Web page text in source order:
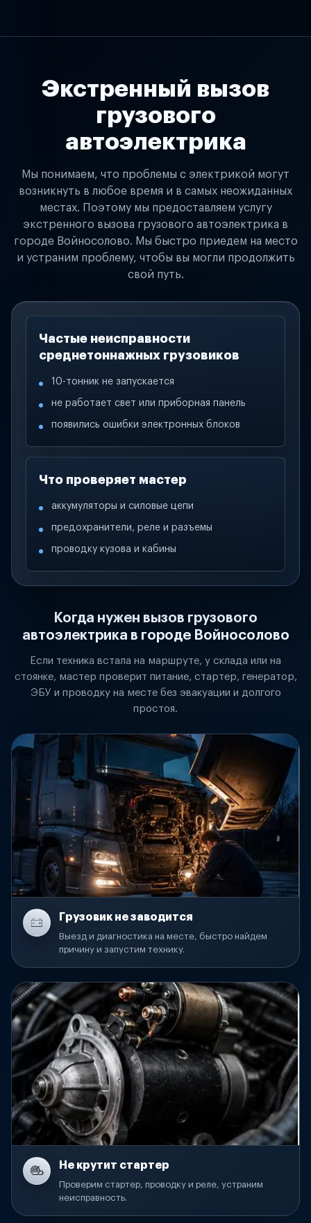
Экстренный вызов
грузового
автоэлектрика
Мы понимаем, что проблемы с электрикой могут
возникнуть в любое время и в самых неожиданных
местах. Поэтому мы предоставляем услугу
экстренного вызова грузового автоэлектрика в
городе Войносолово. Мы быстро приедем на место
и устраним проблему, чтобы вы могли продолжить
свой путь.
Частые неисправности
среднетоннажных грузовиков
10-тонник не запускается
не работает свет или приборная панель
появились ошибки электронных блоков
Что проверяет мастер
аккумуляторы и силовые цепи
предохранители, реле и разъемы
проводку кузова и кабины
Когда нужен вызов грузового
автоэлектрика в городе Войносолово
Если техника встала на маршруте, у склада или на
стоянке, мастер проверит питание, стартер, генератор,
ЭБУ и проводку на месте без эвакуации и долгого
простоя.
Грузовик не заводится
Выезд и диагностика на месте, быстро найдем
причину и запустим технику.
Не крутит стартер
Проверим стартер, проводку и реле, устраним
неисправность.